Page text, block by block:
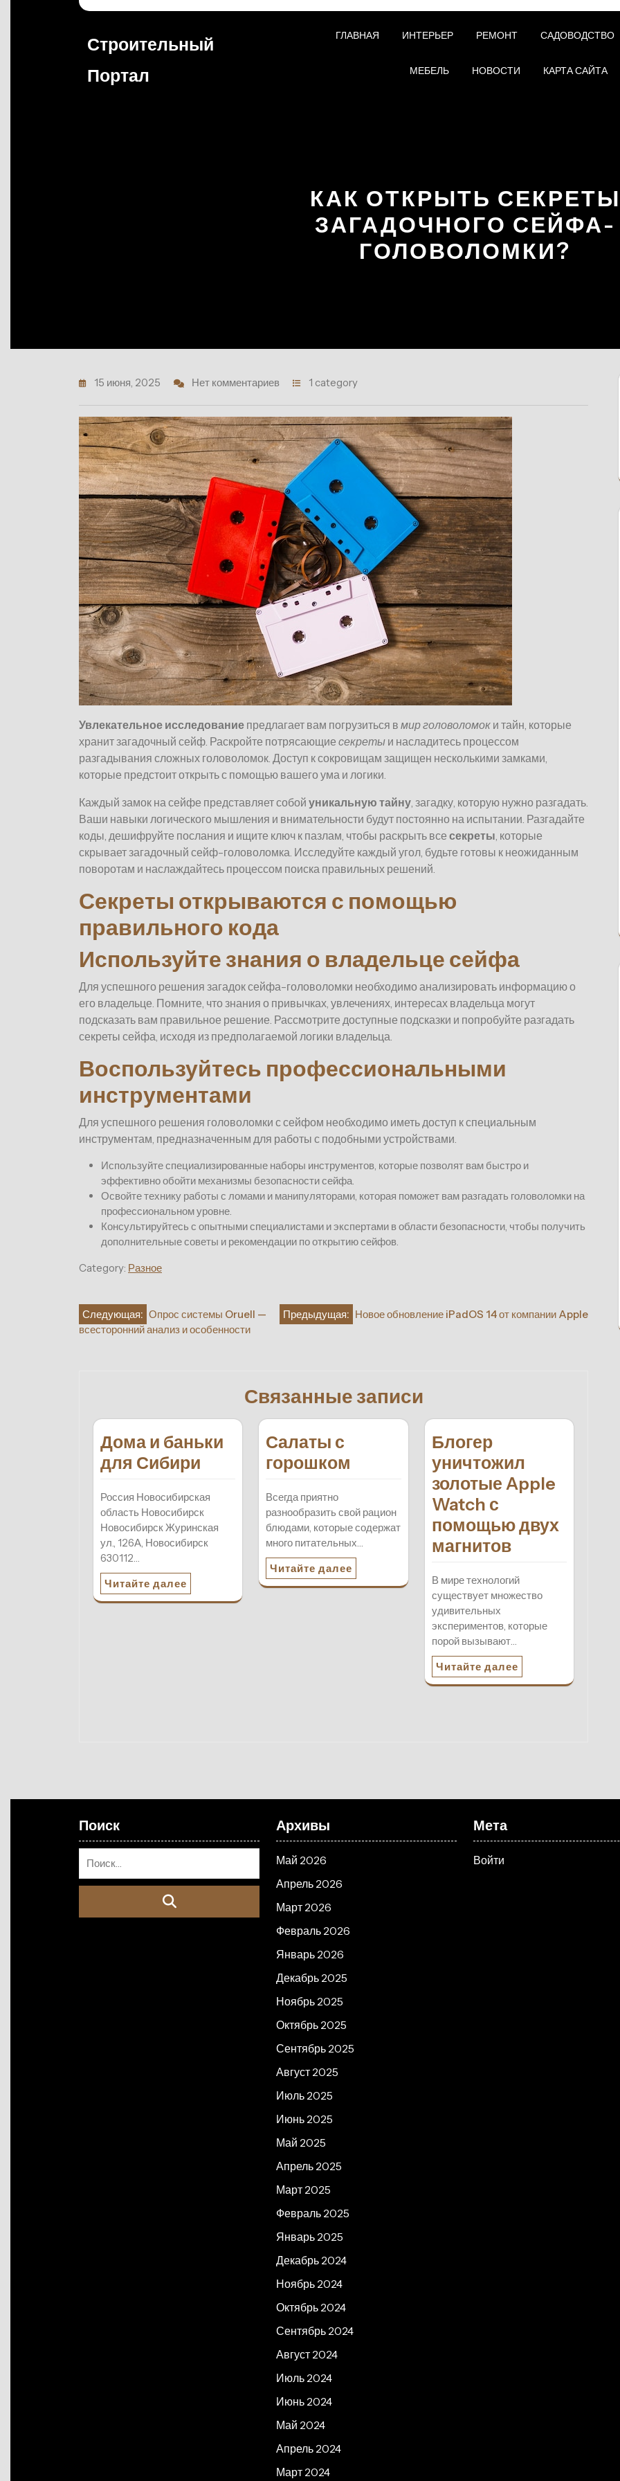
Строительный
Портал
ГЛАВНАЯ ИНТЕРЬЕР РЕМОНТ САДОВОДСТВО
МЕБЕЛЬ НОВОСТИ КАРТА САЙТА
КАК ОТКРЫТЬ СЕКРЕТЫ
ЗАГАДОЧНОГО СЕЙФА-
ГОЛОВОЛОМКИ?
15 июня, 2025 Нет комментариев 1 category
Увлекательное исследование предлагает вам погрузиться в мир головоломок и тайн, которые
хранит загадочный сейф. Раскройте потрясающие секреты и насладитесь процессом
разгадывания сложных головоломок. Доступ к сокровищам защищен несколькими замками,
которые предстоит открыть с помощью вашего ума и логики.
Каждый замок на сейфе представляет собой уникальную тайну, загадку, которую нужно разгадать.
Ваши навыки логического мышления и внимательности будут постоянно на испытании. Разгадайте
коды, дешифруйте послания и ищите ключ к пазлам, чтобы раскрыть все секреты, которые
скрывает загадочный сейф-головоломка. Исследуйте каждый угол, будьте готовы к неожиданным
поворотам и наслаждайтесь процессом поиска правильных решений.
Секреты открываются с помощью
правильного кода
Используйте знания о владельце сейфа
Для успешного решения загадок сейфа-головоломки необходимо анализировать информацию о
его владельце. Помните, что знания о привычках, увлечениях, интересах владельца могут
подсказать вам правильное решение. Рассмотрите доступные подсказки и попробуйте разгадать
секреты сейфа, исходя из предполагаемой логики владельца.
Воспользуйтесь профессиональными
инструментами
Для успешного решения головоломки с сейфом необходимо иметь доступ к специальным
инструментам, предназначенным для работы с подобными устройствами.
Используйте специализированные наборы инструментов, которые позволят вам быстро и
эффективно обойти механизмы безопасности сейфа.
Освойте технику работы с ломами и манипуляторами, которая поможет вам разгадать головоломки на
профессиональном уровне.
Консультируйтесь с опытными специалистами и экспертами в области безопасности, чтобы получить
дополнительные советы и рекомендации по открытию сейфов.
Category: Разное
Навигация
Предыдущая: Новое обновление iPadOS 14 от компании Apple
Следующая: Опрос системы Oruell —
всесторонний анализ и особенности
Связанные записи
Дома и баньки
для Сибири
Россия Новосибирская
область Новосибирск
Новосибирск Журинская
ул., 126А, Новосибирск
630112…
Читайте далее
Салаты с
горошком
Всегда приятно
разнообразить свой рацион
блюдами, которые содержат
много питательных…
Читайте далее
Блогер
уничтожил
золотые Apple
Watch с
помощью двух
магнитов
В мире технологий
существует множество
удивительных
экспериментов, которые
порой вызывают…
Читайте далее
Поиск Архивы
Май 2026
Апрель 2026
Март 2026
Февраль 2026
Январь 2026
Декабрь 2025
Ноябрь 2025
Октябрь 2025
Сентябрь 2025
Август 2025
Июль 2025
Июнь 2025
Май 2025
Апрель 2025
Март 2025
Февраль 2025
Январь 2025
Декабрь 2024
Ноябрь 2024
Октябрь 2024
Сентябрь 2024
Август 2024
Июль 2024
Июнь 2024
Май 2024
Апрель 2024
Март 2024
Мета
Войти